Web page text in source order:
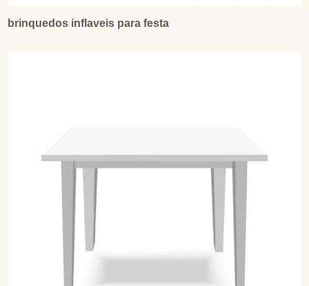
brinquedos inflaveis para festa